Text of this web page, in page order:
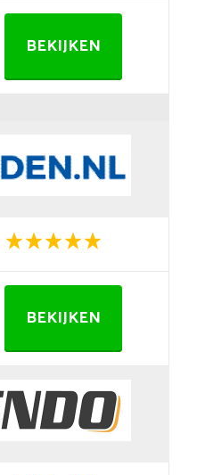
BEKIJKEN
BEKIJKEN